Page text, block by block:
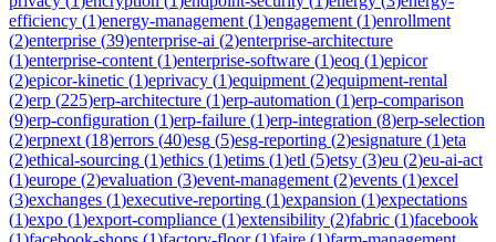
efficiency (1)energy-management (1)engagement (1)enrollment
(2)enterprise (39)enterprise-ai (2)enterprise-architecture
(1)enterprise-content (1)enterprise-software (1)eoq (1)epicor
(2)epicor-kinetic (1)eprivacy (1)equipment (2)equipment-rental
(2)erp (225)erp-architecture (1)erp-automation (1)erp-comparison
(9)erp-configuration (1)erp-failure (1)erp-integration (8)erp-selection
(2)erpnext (18)errors (40)esg (5)esg-reporting (2)esignature (1)eta
(2)ethical-sourcing (1)ethics (1)etims (1)etl (5)etsy (3)eu (2)eu-ai-act
(1)europe (2)evaluation (3)event-management (2)events (1)excel
(3)exchanges (1)executive-reporting (1)expansion (1)expectations
(1)expo (1)export-compliance (1)extensibility (2)fabric (1)facebook